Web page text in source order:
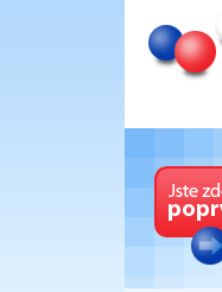
Český